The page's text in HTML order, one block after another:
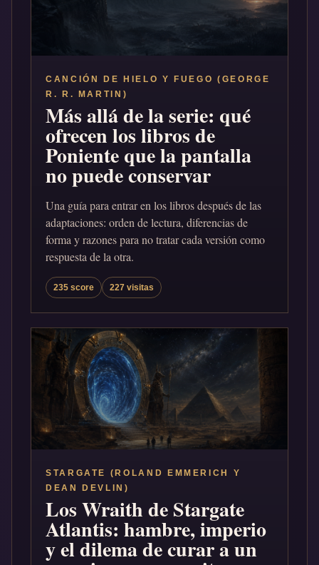
CANCIÓN DE HIELO Y FUEGO (GEORGE
R. R. MARTIN)
Más allá de la serie: qué
ofrecen los libros de
Poniente que la pantalla
no puede conservar
Una guía para entrar en los libros después de las
adaptaciones: orden de lectura, diferencias de
forma y razones para no tratar cada versión como
respuesta de la otra.
235 score 227 visitas
STARGATE (ROLAND EMMERICH Y
DEAN DEVLIN)
Los Wraith de Stargate
Atlantis: hambre, imperio
y el dilema de curar a un